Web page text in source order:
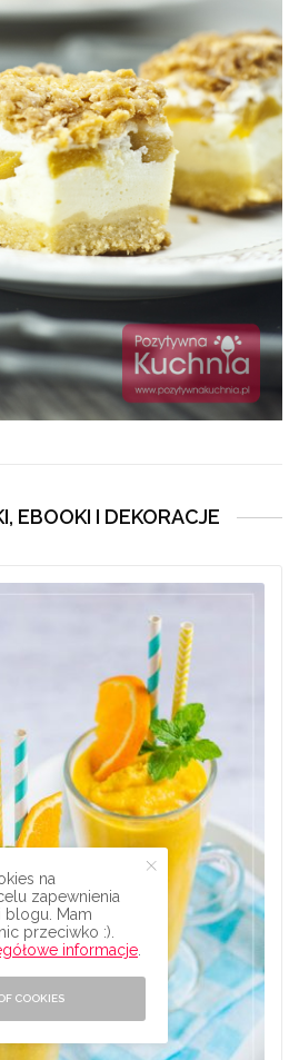
EBOOKI I DEKORACJE
na
zapewnienia
blogu. Mam
przeciwko :).
informacje
COOKIES